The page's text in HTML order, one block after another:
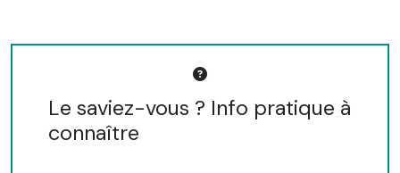
Le saviez-vous ? Info pratique à
connaître